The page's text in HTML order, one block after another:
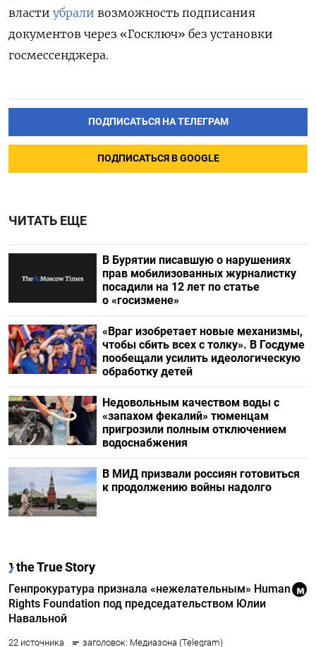
власти убрали возможность подписания
документов через «Госключ» без установки
госмессенджера.
ПОДПИСАТЬСЯ НА ТЕЛЕГРАМ
ПОДПИСАТЬСЯ В GOOGLE
ЧИТАТЬ ЕЩЕ
В Бурятии писавшую о нарушениях
прав мобилизованных журналистку
посадили на 12 лет по статье
о «госизмене»
«Враг изобретает новые механизмы,
чтобы сбить всех с толку». В Госдуме
пообещали усилить идеологическую
обработку детей
Недовольным качеством воды с
«запахом фекалий» тюменцам
пригрозили полным отключением
водоснабжения
В МИД призвали россиян готовиться
к продолжению войны надолго